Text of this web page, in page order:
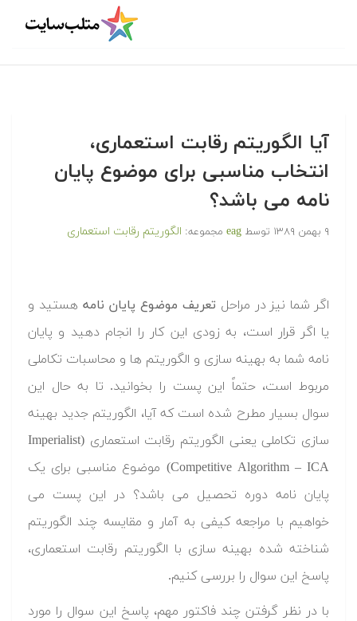
آیا الگوریتم رقابت استعماری،
انتخاب مناسبی برای موضوع پایان
نامه می باشد؟
۹ بهمن ۱۳۸۹ توسط eag مجموعه: الگوریتم رقابت استعماری
اگر شما نیز در مراحل تعریف موضوع پایان نامه هستید و
یا اگر قرار است، به زودی این کار را انجام دهید و پایان
نامه شما به بهینه سازی و الگوریتم ها و محاسبات تکاملی
مربوط است، حتماً این پست را بخوانید. تا به حال این
سوال بسیار مطرح شده است که آیا، الگوریتم جدید بهینه
سازی تکاملی یعنی الگوریتم رقابت استعماری (Imperialist
Competitive Algorithm – ICA) موضوع مناسبی برای یک
پایان نامه دوره تحصیل می باشد؟ در این پست می
خواهیم با مراجعه کیفی به آمار و مقایسه چند الگوریتم
شناخته شده بهینه سازی با الگوریتم رقابت استعماری،
پاسخ این سوال را بررسی کنیم.
با در نظر گرفتن چند فاکتور مهم، پاسخ این سوال را مورد